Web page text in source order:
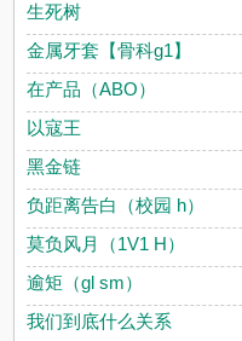
生死树
金属牙套【骨科g1】
在产品（ABO）
以寇王
黑金链
负距离告白（校园 h）
莫负风月（1V1 H）
逾矩（gl sm）
我们到底什么关系